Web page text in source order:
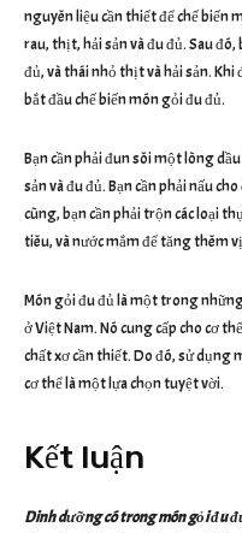
nguyên liệu cần thiết để chế biến
rau, thịt, hải sản và đu đủ. Sau đó,
đủ, và thái nhỏ thịt và hải sản. Khi
bắt đầu chế biến món gỏi đu đủ.
Bạn cần phải đun sôi một lòng
sản và đu đủ. Bạn cần phải nấu
cùng, bạn cần phải trộn các loại
tiêu, và nước mắm để tăng thêm
Món gỏi đu đủ là một trong
ở Việt Nam. Nó cung cấp cho cơ
chất xơ cần thiết. Do đó, sử dụng
cơ thể là một lựa chọn tuyệt vời.
Kết luận
Dinh dưỡng có trong món gỏi đu